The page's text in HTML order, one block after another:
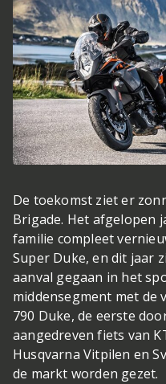
De toekomst ziet er
Brigade. Het afgelopen
familie compleet
Super Duke, en dit jaar
aanval gegaan in het
middensegment met de
790 Duke, de eerste
aangedreven fiets van
Husqvarna Vitpilen en
de markt worden gezet.